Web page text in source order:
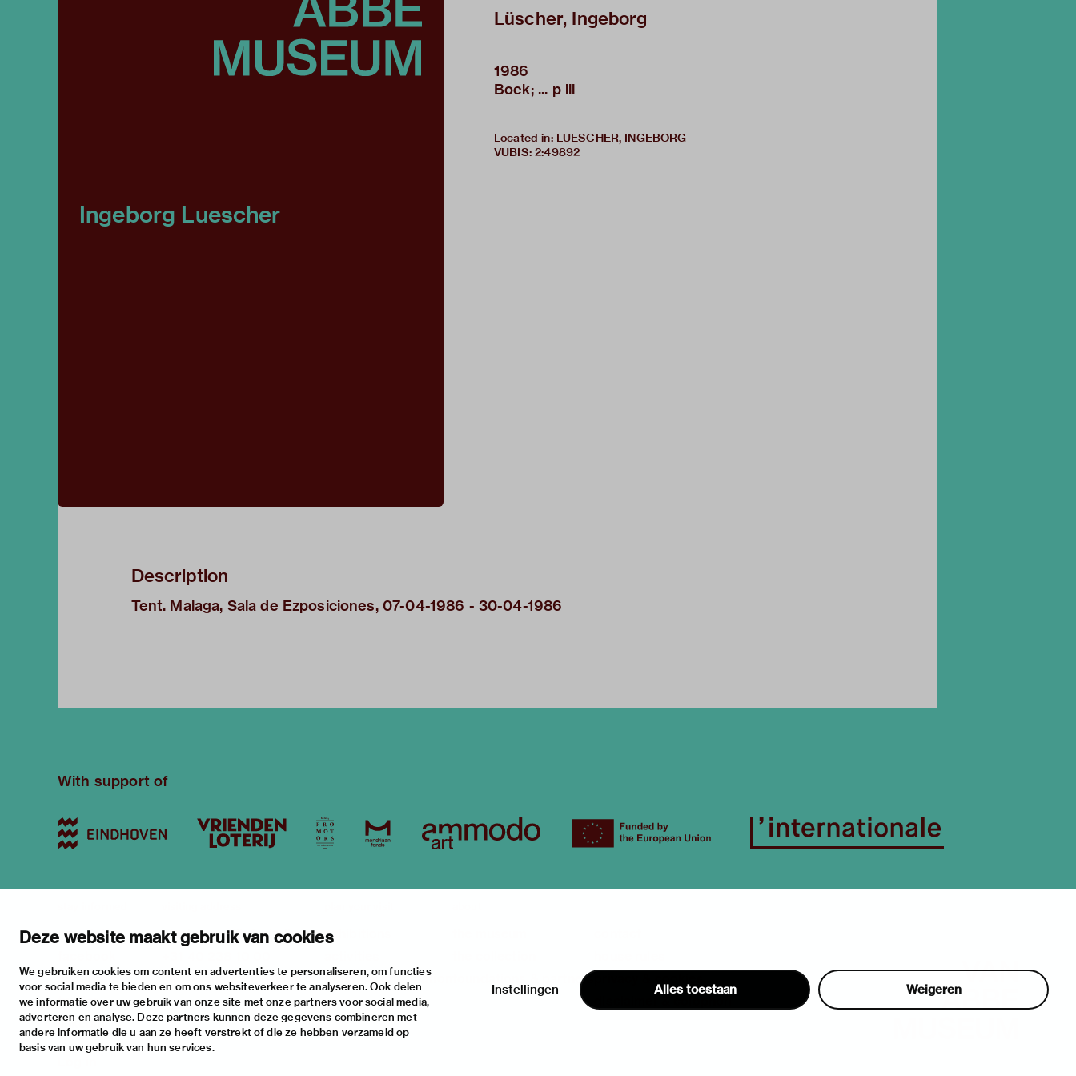
Deze website maakt gebruik van cookies
We gebruiken cookies om content en advertenties te personaliseren, om functies
voor social media te bieden en om ons websiteverkeer te analyseren. Ook delen
we informatie over uw gebruik van onze site met onze partners voor social media,
adverteren en analyse. Deze partners kunnen deze gegevens combineren met
andere informatie die u aan ze heeft verstrekt of die ze hebben verzameld op
basis van uw gebruik van hun services.
Alles toestaan Weigeren
Instellingen
Ingeborg Luescher
Lüscher, Ingeborg
1986
Boek; ... p ill
Located in: LUESCHER, INGEBORG
VUBIS: 2:49892
Description
Tent. Malaga, Sala de Ezposiciones, 07-04-1986 - 30-04-1986
With support of
newsletter
instagram
twitter
linkedin
stratumsedijk 2 eindhoven
info@vanabbemuseum.nl
exhibitions
practical information
foundations & partners